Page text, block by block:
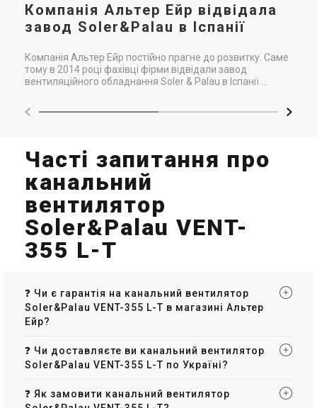
Компанія Альтер Ейр відвідала
завод Soler&Palau в Іспанії
Компанія Альтер Ейр постійно прагне до розвитку. Саме
тому в 2014 році фахівці фірми відвідали завод
вентиляційного обладнання Soler & Palau в Іспанії ...
Часті запитання про
канальний
вентилятор
Soler&Palau VENT-
355 L-T
❓ Чи є гарантія на канальний вентилятор
Soler&Palau VENT-355 L-T в магазині Альтер
Ейр?
❓ Чи доставляєте ви канальний вентилятор
Soler&Palau VENT-355 L-T по Україні?
❓ Як замовити канальний вентилятор